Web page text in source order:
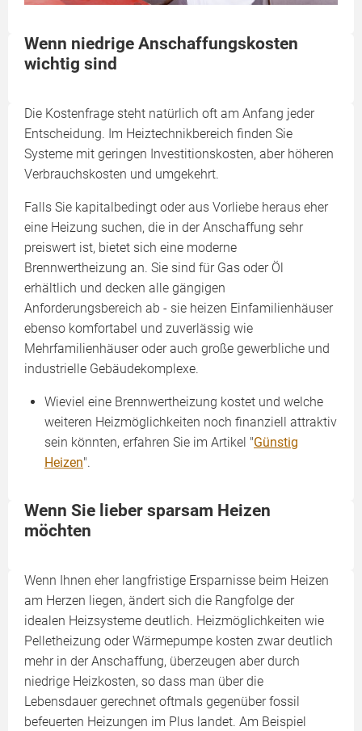
Wenn niedrige Anschaffungskosten
wichtig sind
Die Kostenfrage steht natürlich oft am Anfang jeder
Entscheidung. Im Heiztechnikbereich finden Sie
Systeme mit geringen Investitionskosten, aber höheren
Verbrauchskosten und umgekehrt.
Falls Sie kapitalbedingt oder aus Vorliebe heraus eher
eine Heizung suchen, die in der Anschaffung sehr
preiswert ist, bietet sich eine moderne
Brennwertheizung an. Sie sind für Gas oder Öl
erhältlich und decken alle gängigen
Anforderungsbereich ab - sie heizen Einfamilienhäuser
ebenso komfortabel und zuverlässig wie
Mehrfamilienhäuser oder auch große gewerbliche und
industrielle Gebäudekomplexe.
Wieviel eine Brennwertheizung kostet und welche
weiteren Heizmöglichkeiten noch finanziell attraktiv
sein könnten, erfahren Sie im Artikel "Günstig
Heizen".
Wenn Sie lieber sparsam Heizen
möchten
Wenn Ihnen eher langfristige Ersparnisse beim Heizen
am Herzen liegen, ändert sich die Rangfolge der
idealen Heizsysteme deutlich. Heizmöglichkeiten wie
Pelletheizung oder Wärmepumpe kosten zwar deutlich
mehr in der Anschaffung, überzeugen aber durch
niedrige Heizkosten, so dass man über die
Lebensdauer gerechnet oftmals gegenüber fossil
befeuerten Heizungen im Plus landet. Am Beispiel